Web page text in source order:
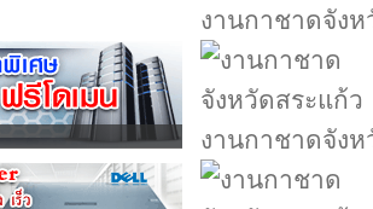
งานกาชาดจัง
งานกาชาดจัง